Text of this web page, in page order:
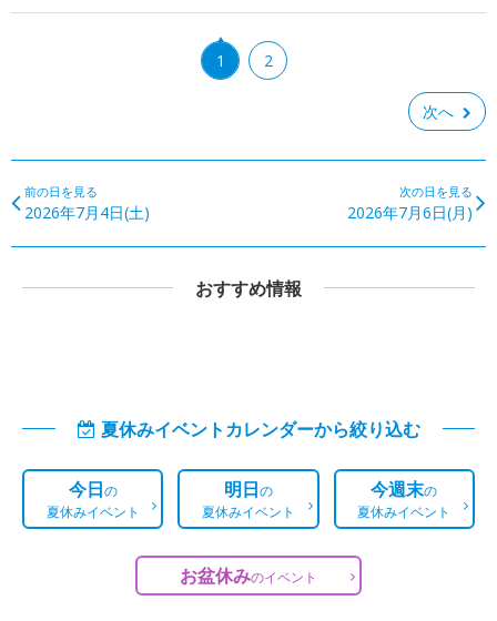
1 2
次へ
前の日を見る
2026年7月4日(土)
次の日を見る
2026年7月6日(月)
おすすめ情報
夏休みイベントカレンダーから絞り込む
今日の
夏休みイベント
明日の
夏休みイベント
今週末の
夏休みイベント
お盆休みのイベント